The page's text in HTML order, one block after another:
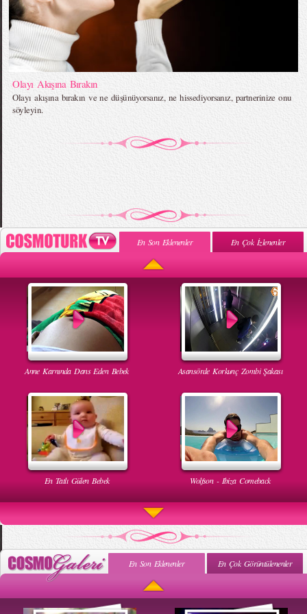
Olayı Akışına Bırakın
Olayı akışına bırakın ve ne düşünüyorsanız, ne hissediyorsanız, partnerinize onu
söyleyin.
En Son Eklenenler En Çok İzlenenler
Anne Karnında Dans Eden Bebek Asansörde Korkunç Zombi Şakası
En Tatlı Gülen Bebek Wolfson - Ibiza Comeback
Uyuyan Bebeğe Gangnam Dinletilirse Ne Olur
En Son Eklenenler En Çok Görüntülenenler